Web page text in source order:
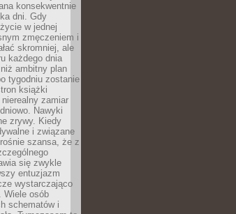
konsekwentnie
dni. Gdy
w jednej
zmęczeniem i
skromniej, ale
każdego dnia
ambitny plan
tygodniu zostanie
książki
zamiar
Nawyki
zrywy. Kiedy
i związane
szansa, że z
się zwykle
entuzjazm
wystarczająco
Wiele osób
schematów i